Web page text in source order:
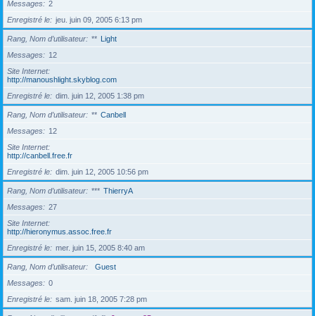
Messages
2
Enregistré le
jeu. juin 09, 2005 6:13 pm
Rang, Nom d’utilisateur ** Light
Messages
12
Site Internet
http://manoushlight.skyblog.com
Enregistré le
dim. juin 12, 2005 1:38 pm
Rang, Nom d’utilisateur ** Canbell
Messages
12
Site Internet
http://canbell.free.fr
Enregistré le
dim. juin 12, 2005 10:56 pm
Rang, Nom d’utilisateur *** ThierryA
Messages
27
Site Internet
http://hieronymus.assoc.free.fr
Enregistré le
mer. juin 15, 2005 8:40 am
Rang, Nom d’utilisateur
Guest
Messages
0
Enregistré le
sam. juin 18, 2005 7:28 pm